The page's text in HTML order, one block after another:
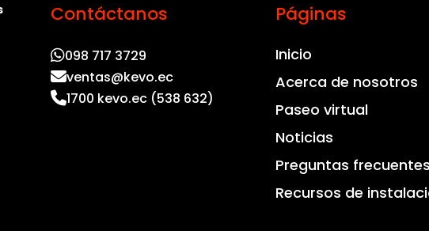
Contáctanos
098 717 3729
ventas@kevo.ec
1700 kevo.ec (538 632)
Páginas
Inicio
Acerca de nosotros
Paseo virtual
Noticias
Preguntas
Recursos de